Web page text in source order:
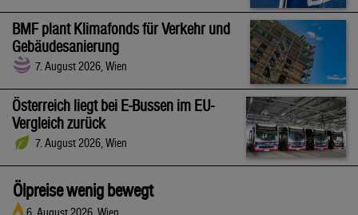
BMF plant Klimafonds für Verkehr und
Gebäudesanierung
7. August 2026, Wien
Österreich liegt bei E-Bussen im EU-
Vergleich zurück
7. August 2026, Wien
Ölpreise wenig bewegt